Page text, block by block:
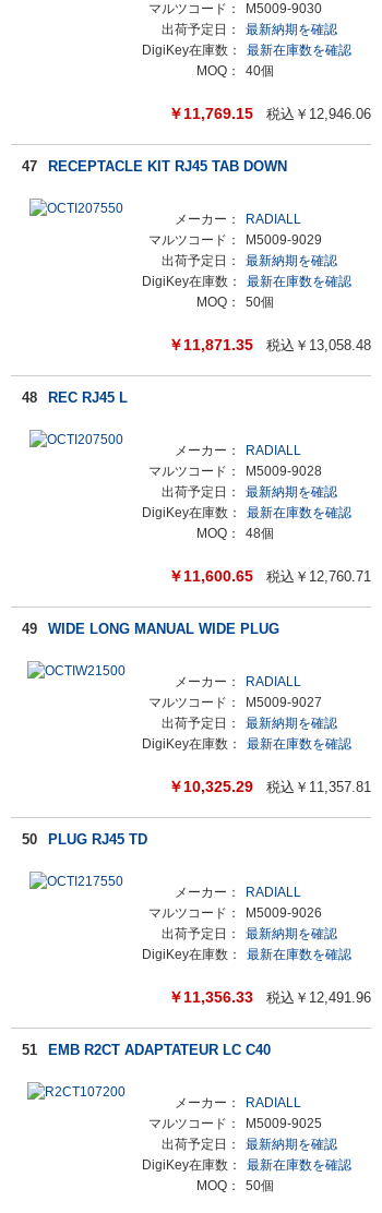
マルツコード：
M5009-9030
出荷予定日：
最新納期を確認
DigiKey在庫数：
最新在庫数を確認
MOQ：
40個
￥11,769.15 税込￥ 12,946.06
47 RECEPTACLE KIT RJ45 TAB DOWN
メーカー：
RADIALL
マルツコード：
M5009-9029
出荷予定日：
最新納期を確認
DigiKey在庫数：
最新在庫数を確認
MOQ：
50個
￥11,871.35 税込￥ 13,058.48
48 REC RJ45 L
メーカー：
RADIALL
マルツコード：
M5009-9028
出荷予定日：
最新納期を確認
DigiKey在庫数：
最新在庫数を確認
MOQ：
48個
￥11,600.65 税込￥ 12,760.71
49 WIDE LONG MANUAL WIDE PLUG
メーカー：
RADIALL
マルツコード：
M5009-9027
出荷予定日：
最新納期を確認
DigiKey在庫数：
最新在庫数を確認
￥10,325.29 税込￥ 11,357.81
50 PLUG RJ45 TD
メーカー：
RADIALL
マルツコード：
M5009-9026
出荷予定日：
最新納期を確認
DigiKey在庫数：
最新在庫数を確認
￥11,356.33 税込￥ 12,491.96
51 EMB R2CT ADAPTATEUR LC C40
メーカー：
RADIALL
マルツコード：
M5009-9025
出荷予定日：
最新納期を確認
DigiKey在庫数：
最新在庫数を確認
MOQ：
50個